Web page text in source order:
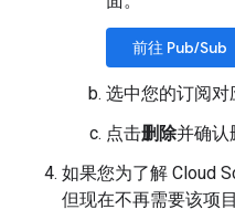
前往 Pub/Sub
选中您的订阅对
点击删除并确认
如果您为了解 Cloud
但现在不再需要该项